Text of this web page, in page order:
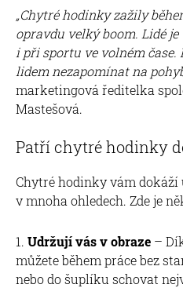
„Chytré hodinky zažily
opravdu velký boom. Lidé
i při sportu ve volném
lidem nezapomínat na
marketingová ředitelka
Mastešová.
Patří chytré hodinky
Chytré hodinky vám
v mnoha ohledech. Zde je
Udržují vás v obraze –
můžete během práce bez
nebo do šuplíku schovat